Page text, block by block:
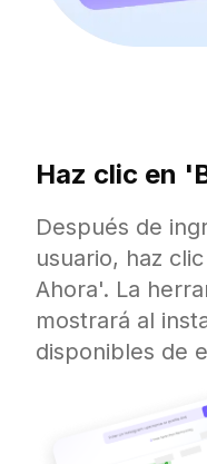
Haz clic en
Después de
usuario, haz
Ahora'. La
mostrará al
disponibles de